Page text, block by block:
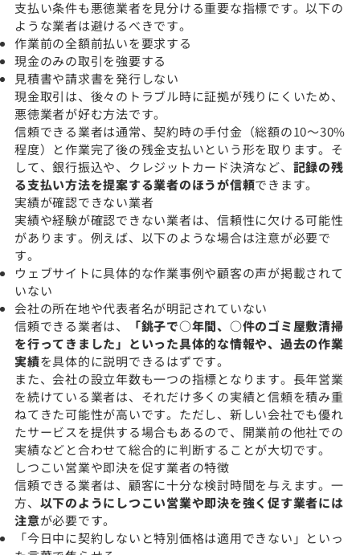
支払い条件も悪徳業者を見分ける重要な指標です。以下の
ような業者は避けるべきです。
作業前の全額前払いを要求する
現金のみの取引を強要する
見積書や請求書を発行しない
現金取引は、後々のトラブル時に証拠が残りにくいため、
悪徳業者が好む方法です。
信頼できる業者は通常、契約時の手付金（総額の10〜30%
程度）と作業完了後の残金支払いという形を取ります。そ
して、銀行振込や、クレジットカード決済など、 記録の残
る支払い方法を提案する業者のほうが信頼できます。
実績が確認できない業者
実績や経験が確認できない業者は、信頼性に欠ける可能性
があります。例えば、以下のような場合は注意が必要で
す。
ウェブサイトに具体的な作業事例や顧客の声が掲載されて
いない
会社の所在地や代表者名が明記されていない
信頼できる業者は、
「銚子で○年間、○件のゴミ屋敷清掃
を行ってきました」といった具体的な情報や、過去の作業
実績を具体的に説明できるはずです。
また、会社の設立年数も一つの指標となります。長年営業
を続けている業者は、それだけ多くの実績と信頼を積み重
ねてきた可能性が高いです。ただし、新しい会社でも優れ
たサービスを提供する場合もあるので、開業前の他社での
実績などと合わせて総合的に判断することが大切です。
しつこい営業や即決を促す業者の特徴
信頼できる業者は、顧客に十分な検討時間を与えます。一
方、 以下のようにしつこい営業や即決を強く促す業者には
注意が必要です。
「今日中に契約しないと特別価格は適用できない」といっ